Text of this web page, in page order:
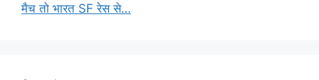
मैच तो भारत SF रेस से…